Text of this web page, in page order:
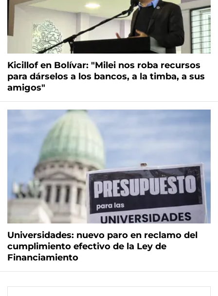
Kicillof en Bolívar: "Milei nos roba recursos
para dárselos a los bancos, a la timba, a sus
amigos"
Universidades: nuevo paro en reclamo del
cumplimiento efectivo de la Ley de
Financiamiento